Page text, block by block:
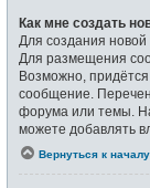
Как мне создать
Для создания
Для размещения
Возможно,
сообщение.
форума или темы.
можете добавлять
Вернуться к началу